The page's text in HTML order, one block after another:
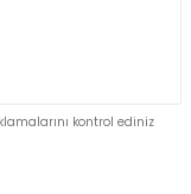
kontrol ediniz